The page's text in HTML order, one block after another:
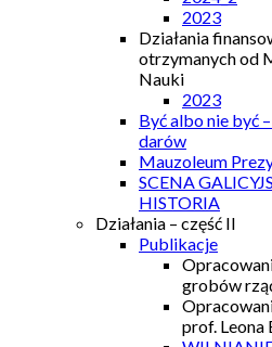
2023
Działania
otrzymanych od
Nauki
2023
Być albo nie być
darów
Mauzoleum
SCENA
HISTORIA
Działania – część II
Publikacje
grobów
prof.